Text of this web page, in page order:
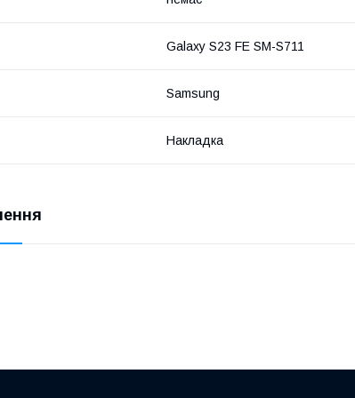
Galaxy S23 FE SM-S711
Samsung
Накладка